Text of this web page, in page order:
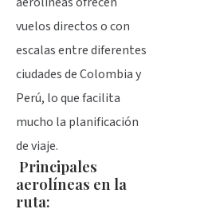
vuelos directos o con
escalas entre diferentes
ciudades de Colombia y
Perú, lo que facilita
mucho la planificación
de viaje.
Principales
aerolíneas en la
ruta: